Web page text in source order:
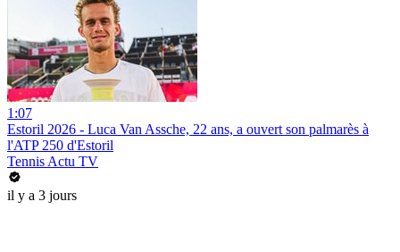
1:07
Estoril 2026 - Luca Van Assche, 22 ans, a ouvert son palmarès à
l'ATP 250 d'Estoril
Tennis Actu TV
il y a 3 jours